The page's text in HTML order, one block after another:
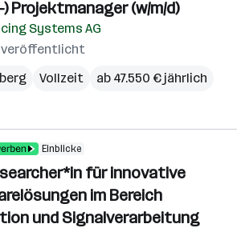
Projektmanager (w/m/d)
Systems AG
veröffentlicht
Vollzeit ab 47.550 € jährlich
Einblicke
für innovative
im Bereich
und Signalverarbeitung